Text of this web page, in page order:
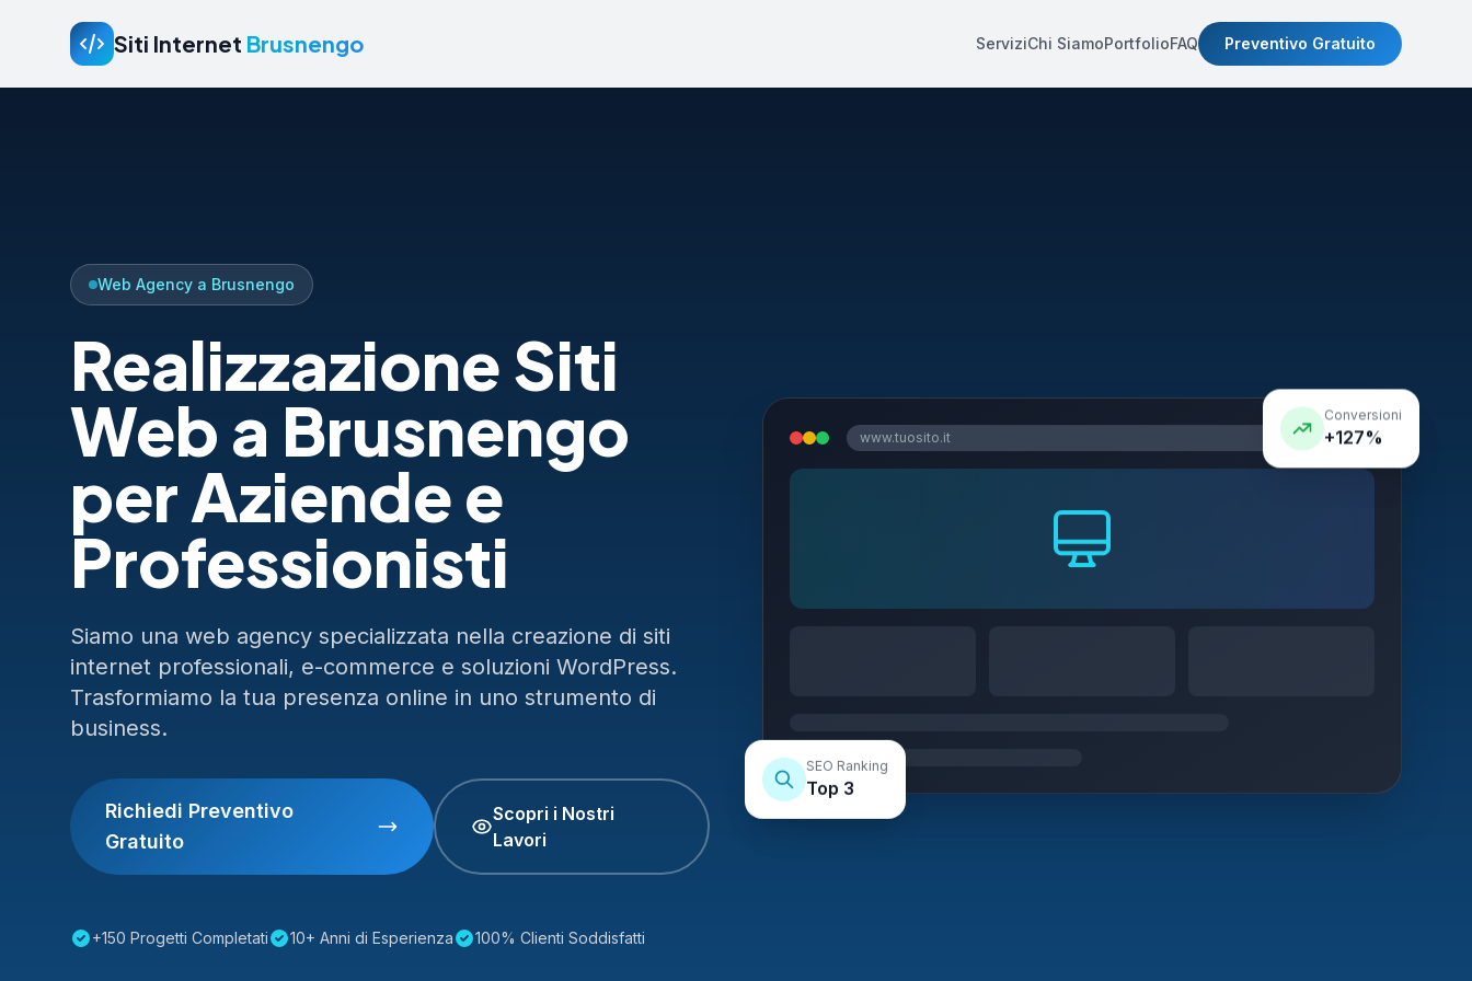
Siti Internet Brusnengo ServiziChi SiamoPortfolioFAQ Preventivo Gratuito
Web Agency a Brusnengo
Realizzazione Siti
Web a Brusnengo
per Aziende e
Professionisti
Siamo una web agency specializzata nella creazione di siti
internet professionali, e-commerce e soluzioni WordPress.
Trasformiamo la tua presenza online in uno strumento di
business.
Richiedi Preventivo
Gratuito
Scopri i Nostri
Lavori
+150 Progetti Completati 10+ Anni di Esperienza 100% Clienti Soddisfatti
www.tuosito.it
Conversioni
+127%
SEO Ranking
Top 3